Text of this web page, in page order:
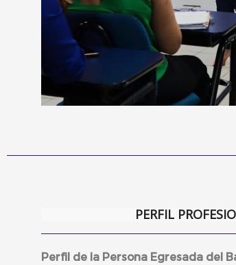
PERFIL
Perfil de la Persona Egresada del